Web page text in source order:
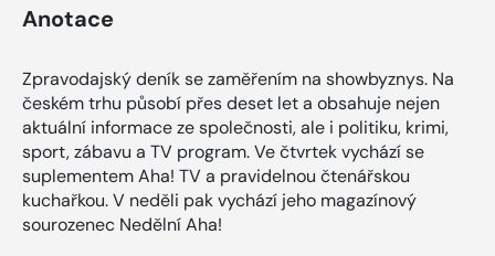
Anotace
Zpravodajský deník se zaměřením na showbyznys. Na
českém trhu působí přes deset let a obsahuje nejen
aktuální informace ze společnosti, ale i politiku, krimi,
sport, zábavu a TV program. Ve čtvrtek vychází se
suplementem Aha! TV a pravidelnou čtenářskou
kuchařkou. V neděli pak vychází jeho magazínový
sourozenec Nedělní Aha!